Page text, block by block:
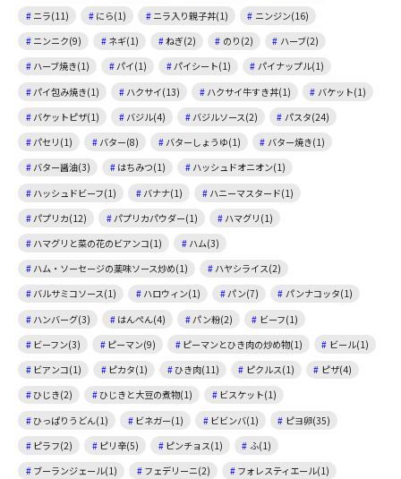
ニラ(11)
にら(1) ニラ入り親子丼(1)
ニンジン(16)
ニンニク(9)
ネギ(1) ねぎ(2) のり(2)
ハーブ(2)
ハーブ焼き(1)
パイ(1) パイシート(1)
パイナップル(1)
パイ包み焼き(1)
ハクサイ(13) ハクサイ牛すき丼(1)
バケット(1)
バケットピザ(1)
バジル(4) バジルソース(2)
パスタ(24)
パセリ(1)
バター(8) バターしょうゆ(1)
バター焼き(1)
バター醤油(3)
はちみつ(1)
ハッシュドオニオン(1)
ハッシュドビーフ(1)
バナナ(1)
ハニーマスタード(1)
パプリカ(12)
パプリカパウダー(1)
ハマグリ(1)
ハマグリと菜の花のビアンコ(1)
ハム(3)
ハム・ソーセージの薬味ソース炒め(1)
ハヤシライス(2)
バルサミコソース(1)
ハロウィン(1) パン(7)
パンナコッタ(1)
ハンバーグ(3)
はんぺん(4) パン粉(2)
ビーフ(1)
ビーフン(3)
ピーマン(9) ピーマンとひき肉の炒め物(1)
ビール(1)
ビアンコ(1)
ピカタ(1) ひき肉(11) ピクルス(1)
ピザ(4)
ひじき(2)
ひじきと大豆の煮物(1)
ビスケット(1)
ひっぱりうどん(1)
ビネガー(1) ビビンバ(1)
ピヨ卵(35)
ピラフ(2)
ピリ辛(5) ピンチョス(1)
ふ(1)
ブーランジェール(1)
フェデリーニ(2)
フォレスティエール(1)